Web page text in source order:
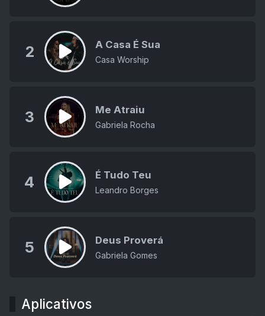
2 A Casa É Sua
Casa Worship
3 Me Atraiu
Gabriela Rocha
4 É Tudo Teu
Leandro Borges
5 Deus Proverá
Gabriela Gomes
Aplicativos